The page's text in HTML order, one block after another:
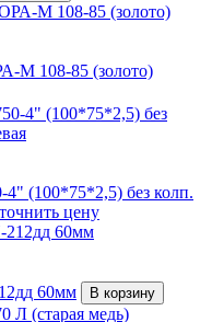
М 108-85 (золото)
(100*75*2,5) без колп.
цену
60мм
В корзину